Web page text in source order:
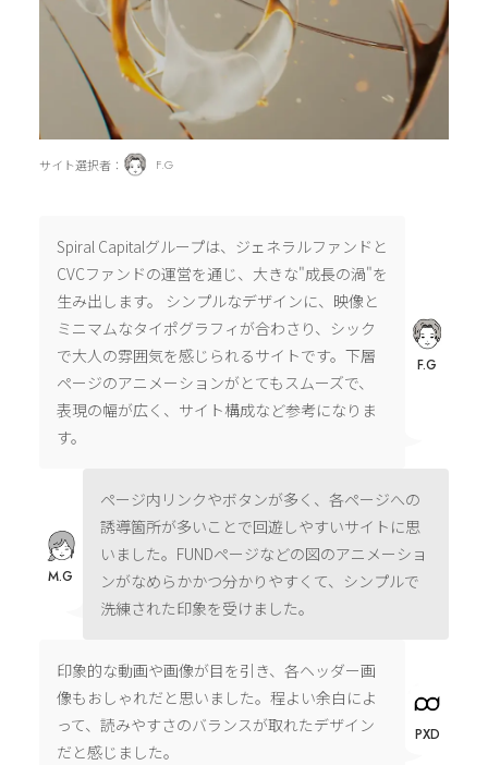
サイト選択者： F.G
Spiral Capitalグループは、ジェネラルファンドと
CVCファンドの運営を通じ、大きな"成長の渦"を
生み出します。 シンプルなデザインに、映像と
ミニマムなタイポグラフィが合わさり、シック
で大人の雰囲気を感じられるサイトです。下層
ページのアニメーションがとてもスムーズで、
表現の幅が広く、サイト構成など参考になりま
す。
F.G
ページ内リンクやボタンが多く、各ページへの
誘導箇所が多いことで回遊しやすいサイトに思
いました。FUNDページなどの図のアニメーショ
ンがなめらかかつ分かりやすくて、シンプルで
洗練された印象を受けました。
M.G
印象的な動画や画像が目を引き、各ヘッダー画
像もおしゃれだと思いました。程よい余白によ
って、読みやすさのバランスが取れたデザイン
だと感じました。
PXD